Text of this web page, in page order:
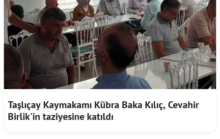
Taşlıçay Kaymakamı Kübra Baka Kılıç, Cevahir
Birlik'in taziyesine katıldı